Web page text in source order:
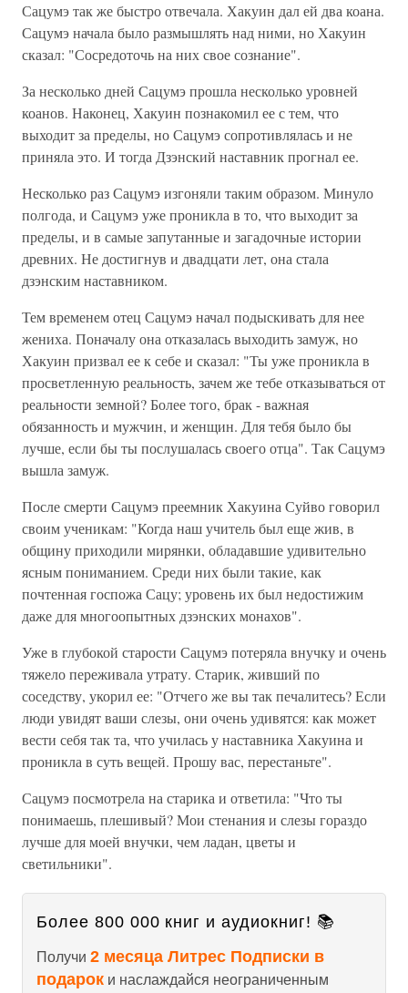
Сацумэ так же быстро отвечала. Хакуин дал ей два коана.
Сацумэ начала было размышлять над ними, но Хакуин
сказал: "Сосредоточь на них свое сознание".
За несколько дней Сацумэ прошла несколько уровней
коанов. Наконец, Хакуин познакомил ее с тем, что
выходит за пределы, но Сацумэ сопротивлялась и не
приняла это. И тогда Дзэнский наставник прогнал ее.
Несколько раз Сацумэ изгоняли таким образом. Минуло
полгода, и Сацумэ уже проникла в то, что выходит за
пределы, и в самые запутанные и загадочные истории
древних. Не достигнув и двадцати лет, она стала
дзэнским наставником.
Тем временем отец Сацумэ начал подыскивать для нее
жениха. Поначалу она отказалась выходить замуж, но
Хакуин призвал ее к себе и сказал: "Ты уже проникла в
просветленную реальность, зачем же тебе отказываться от
реальности земной? Более того, брак - важная
обязанность и мужчин, и женщин. Для тебя было бы
лучше, если бы ты послушалась своего отца". Так Сацумэ
вышла замуж.
После смерти Сацумэ преемник Хакуина Суйво говорил
своим ученикам: "Когда наш учитель был еще жив, в
общину приходили мирянки, обладавшие удивительно
ясным пониманием. Среди них были такие, как
почтенная госпожа Сацу; уровень их был недостижим
даже для многоопытных дзэнских монахов".
Уже в глубокой старости Сацумэ потеряла внучку и очень
тяжело переживала утрату. Старик, живший по
соседству, укорил ее: "Отчего же вы так печалитесь? Если
люди увидят ваши слезы, они очень удивятся: как может
вести себя так та, что училась у наставника Хакуина и
проникла в суть вещей. Прошу вас, перестаньте".
Сацумэ посмотрела на старика и ответила: "Что ты
понимаешь, плешивый? Мои стенания и слезы гораздо
лучше для моей внучки, чем ладан, цветы и
светильники".
Более 800 000 книг и аудиокниг! 📚
Получи 2 месяца Литрес Подписки в
подарок и наслаждайся неограниченным